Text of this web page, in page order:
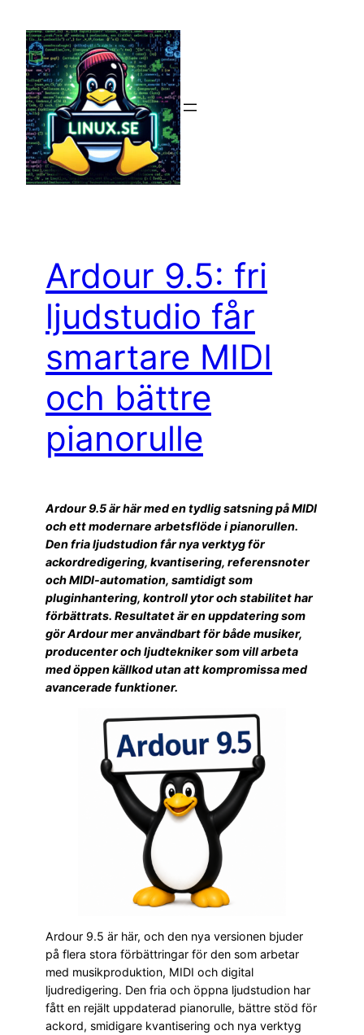
innehåll
Ardour 9.5: fri
ljudstudio får
smartare MIDI
och bättre
pianorulle
Ardour 9.5 är här med en tydlig satsning på MIDI
och ett modernare arbetsflöde i pianorullen.
Den fria ljudstudion får nya verktyg för
ackordredigering, kvantisering, referensnoter
och MIDI-automation, samtidigt som
pluginhantering, kontroll ytor och stabilitet har
förbättrats. Resultatet är en uppdatering som
gör Ardour mer användbart för både musiker,
producenter och ljudtekniker som vill arbeta
med öppen källkod utan att kompromissa med
avancerade funktioner.
Ardour 9.5 är här, och den nya versionen bjuder
på flera stora förbättringar för den som arbetar
med musikproduktion, MIDI och digital
ljudredigering. Den fria och öppna ljudstudion har
fått en rejält uppdaterad pianorulle, bättre stöd för
ackord, smidigare kvantisering och nya verktyg